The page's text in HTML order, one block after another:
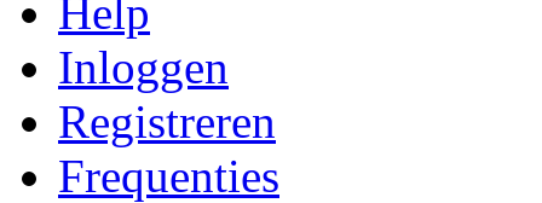
Help
Inloggen
Registreren
Frequenties